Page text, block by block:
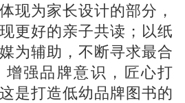
现为家长设计的部分，
更好的亲子共读；以纸
为辅助，不断寻求最合
强品牌意识，匠心打
是打造低幼品牌图书的